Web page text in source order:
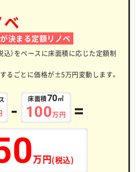
決まる定額リノベ
込）をベースに床面積に応じた定額制
るごとに価格が±5万円変動します。
-
床面積70㎡
100万円 =
万円(税込)